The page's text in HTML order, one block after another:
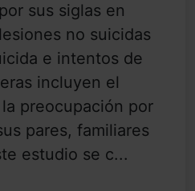
sus siglas en
no suicidas
e intentos de
incluyen el
preocupación por
pares, familiares
estudio se c...